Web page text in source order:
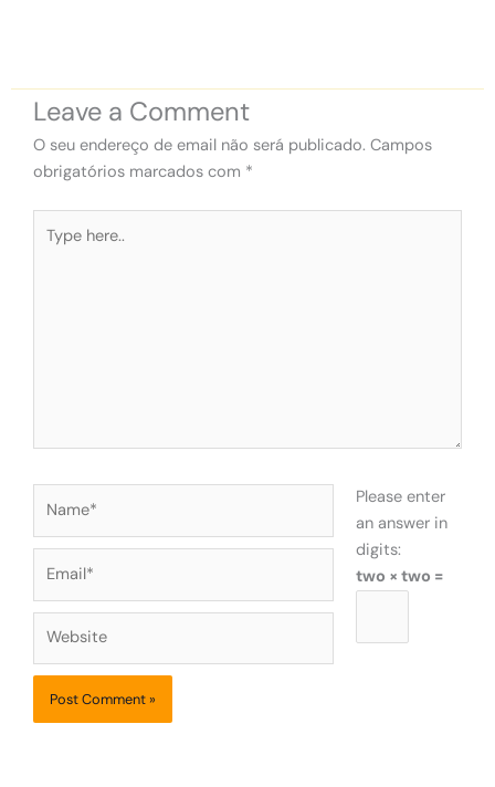
Leave a Comment
O seu endereço de email não será publicado. Campos
obrigatórios marcados com *
here..
Please enter
an answer in
digits:
two × two =